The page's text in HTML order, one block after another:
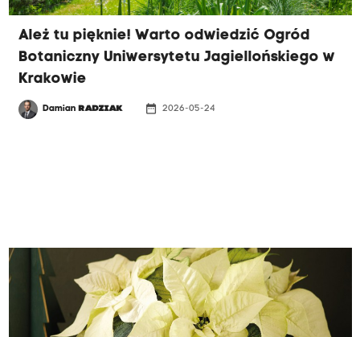
Ależ tu pięknie! Warto odwiedzić Ogród
Botaniczny Uniwersytetu Jagiellońskiego w
Krakowie
Damian RADZIAK date_range 2026-05-24